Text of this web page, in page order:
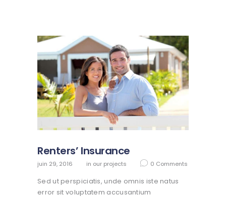
Renters’ Insurance
juin 29, 2016 in our projects 0 Comments
Sed ut perspiciatis, unde omnis iste natus
error sit voluptatem accusantium